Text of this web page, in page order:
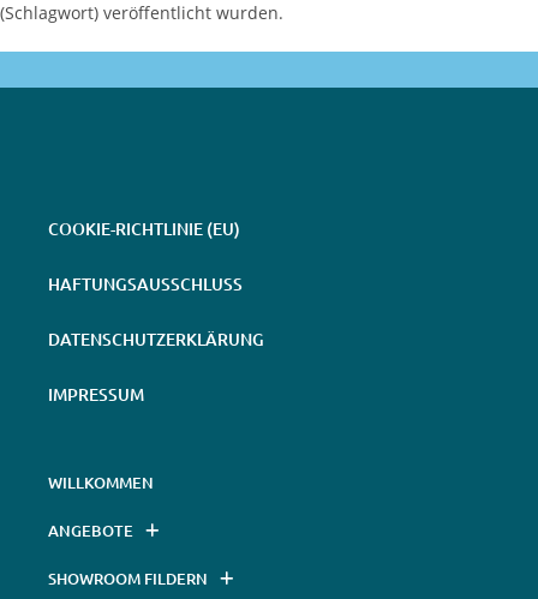
(Schlagwort) veröffentlicht wurden.
COOKIE-RICHTLINIE (EU)
HAFTUNGSAUSSCHLUSS
DATENSCHUTZERKLÄRUNG
IMPRESSUM
WILLKOMMEN
ANGEBOTE
SHOWROOM FILDERN